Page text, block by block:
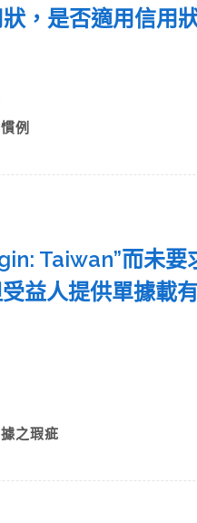
，是否適用信用
例
Taiwan”而未要
益人提供單據
之瑕疵